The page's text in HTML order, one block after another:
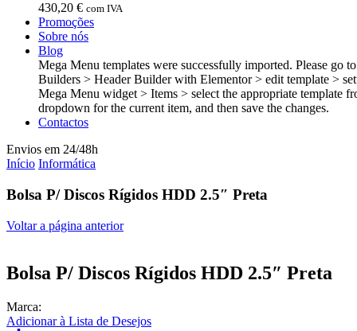
430,20 € com IVA
Promoções
Sobre nós
Blog
Mega Menu templates were successfully imported. Please go
Builders > Header Builder with Elementor > edit template >
Mega Menu widget > Items > select the appropriate template
dropdown for the current item, and then save the changes.
Contactos
Envios em 24/48h
Início Informática
Bolsa P/ Discos Rígidos HDD 2.5″ Preta
Voltar a página anterior
Bolsa P/ Discos Rígidos HDD 2.5″ Preta
Marca:
Adicionar à Lista de Desejos